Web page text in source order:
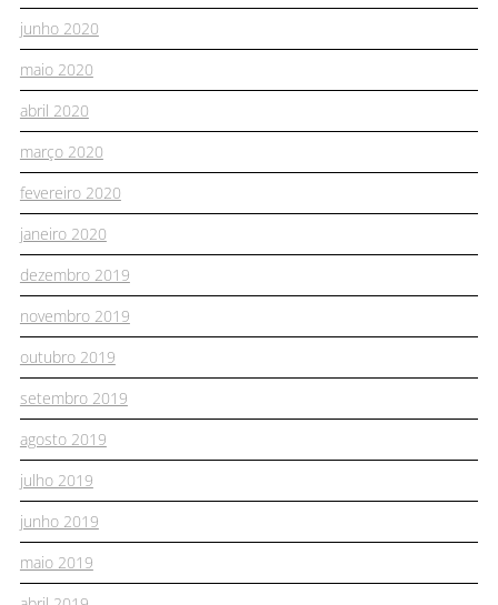
junho 2020
maio 2020
abril 2020
março 2020
fevereiro 2020
janeiro 2020
dezembro 2019
novembro 2019
outubro 2019
setembro 2019
agosto 2019
julho 2019
junho 2019
maio 2019